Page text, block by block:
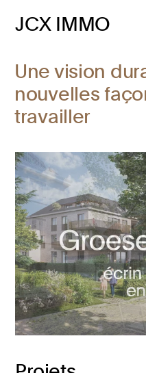
JCX IMMO
Une vision
nouvelles
travailler